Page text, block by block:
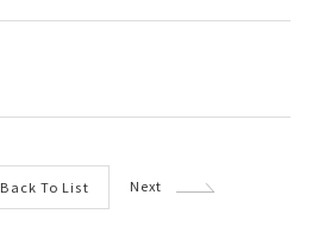
Back To List Next